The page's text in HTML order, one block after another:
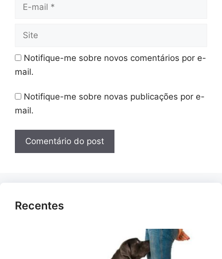
mail
Notifique-me sobre novos comentários por e-
mail.
Notifique-me sobre novas publicações por e-
mail.
Recentes